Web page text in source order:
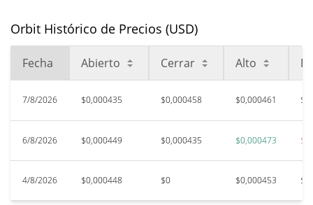
jun. 1, 2026 (2 months ago)
All Time Low
$0,00041327
Orbit Histórico de Precios (USD)
Fecha Abierto Cerrar Alto
7/8/2026 $0,000435 $0,000458 $0,000461
6/8/2026 $0,000449 $0,000435 $0,000473
4/8/2026 $0,000448 $0 $0,000453